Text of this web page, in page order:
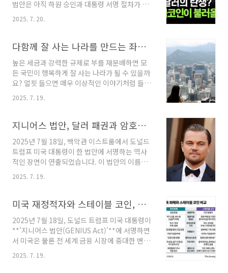
적으로도 최초의 시도입니다.전통적인 프로텍티
브 풋 전략은 기초자산(주식)을 매수함과 동시에
의 '포트폴리오 보험'과 같은 역할을..
법안은 아직 하원 승인과 대통령 서명 절차가 남
었기 때문에 최종 시행이 거의 확실시되는 분위
에 존재했던 스테이블 코인을 법의 테두리 안으
로 끌어들여 관리하겠다는 것입니다.이는 단순히
새로운 금융 상품 하나를 추가하는 것을 넘어, 현
금과 카드 중심의 기존 결제 시스템의 근간을 바
꾸는 매우 중요한 사건이라고 할 수 있습니다.이
소식이 전해지자마자 시장은 즉각적으로 반응했
락한 반면, 서클(Circle)이나 코인베이스
(Coinbase)와 같이 ..
2025. 7. 20.
다함께 잘 사는 나라를 만드는 좌파 경제 정책이란?
높은 세금과 강력한 규제로 부를 재분배하면 모
든 국민이 행복하게 잘 사는 나라가 될 수 있을까
요? 얼핏 들으면 매우 이상적인 이야기처럼 들립
니다. 기업과 부자에게서 세금을 더 많이 걷어 그
재원으로 복지를 늘리면 가난한 사람들의 삶이
기대 때문입니다. 하지만 이러한 정책은 의도와
는 정반대로, 경제의 근간을 무너뜨리고 오히려
서민과 가난한 사람들에게 가장 치명적인 타격을
안기는 ‘독이 든 성배’가 될 수 있다는 사실을 반
드시 명심해야 합니다.이번 시간에는 법인세 및
상속세의 급격한 인상과 기업 규제 강화가 어떻
이어지는지를 심층적으로 분석해 보겠습니다. 이
과정은 마치 ..
2025. 7. 19.
지니어스 법안, 달러 패권과 암호화폐 시장의 미래를 다시 쓰다
2025년 7월 18일, 백악관 이스트룸에서 도널드
트럼프 미국 대통령이 한 법안에 서명하는 역사
적인 장면이 연출되었습니다. 이 법안의 이름은
'미국 스테이블코인 혁신 수립 및 안내법
(Guiding and Establishing National
'지니어스 법안(GENIUS Act)'입니다. 이 순간은
단순히 암호화폐라는 새로운 자산군에 대한 규제
프레임워크가 탄생한 것을 넘어, 21세기 디지털
시대의 금융 패권을 둘러싼 지정학적 경쟁에서
미국이 던진 가장 대담하고 정교한 승부수의 시
작을 알리는 신호탄이었습니다.많은 분들이 '스
2025. 7. 19.
미국 재정적자와 스테이블 코인, 비트코인의 부상
2025년 7월 18일, 도널드 트럼프 미국 대통령이
**'지니어스 법안(GENIUS Act)'**에 서명하면
서 미국은 물론 전 세계 금융 시장에 중대한 변화
의 서막이 올랐습니다. 이 법안은 표면적으로는
'스테이블코인'이라는 특정 암호화폐를 규제하는
2025. 7. 19.